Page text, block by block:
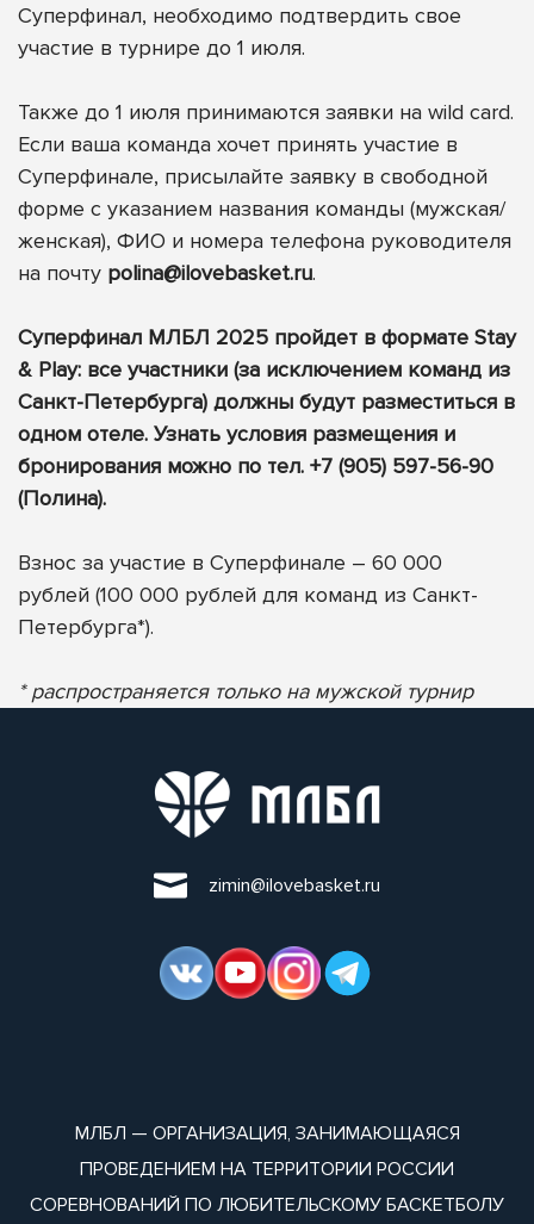
Суперфинал, необходимо подтвердить свое
участие в турнире до 1 июля.
Также до 1 июля принимаются заявки на wild card.
Если ваша команда хочет принять участие в
Суперфинале, присылайте заявку в свободной
форме с указанием названия команды (мужская/
женская), ФИО и номера телефона руководителя
на почту polina@ilovebasket.ru.
Суперфинал МЛБЛ 2025 пройдет в формате Stay
& Play: все участники (за исключением команд из
Санкт-Петербурга) должны будут разместиться в
одном отеле. Узнать условия размещения и
бронирования можно по тел. +7 (905) 597-56-90
(Полина).
Взнос за участие в Суперфинале – 60 000
рублей (100 000 рублей для команд из Санкт-
Петербурга*).
* распространяется только на мужской турнир
zimin@ilovebasket.ru
МЛБЛ — ОРГАНИЗАЦИЯ, ЗАНИМАЮЩАЯСЯ
ПРОВЕДЕНИЕМ НА ТЕРРИТОРИИ РОССИИ
СОРЕВНОВАНИЙ ПО ЛЮБИТЕЛЬСКОМУ БАСКЕТБОЛУ